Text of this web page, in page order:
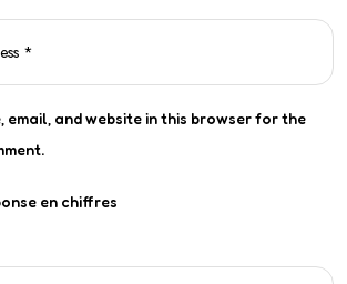
email, and website in this browser for the
en chiffres